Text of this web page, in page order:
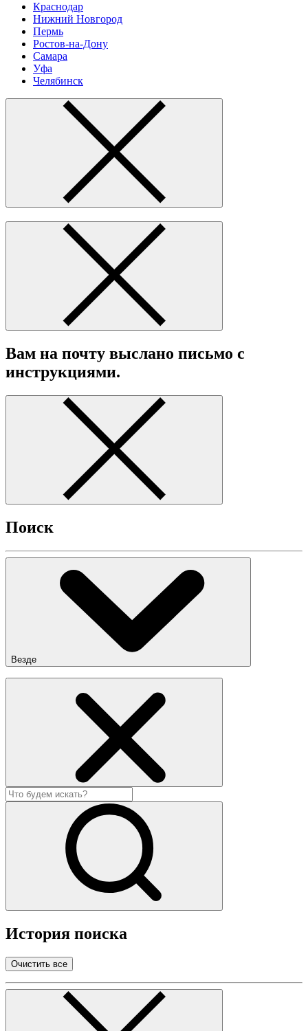
Краснодар
Нижний Новгород
Пермь
Ростов-на-Дону
Самара
Уфа
Челябинск
Вам на почту выслано письмо с
инструкциями.
Поиск
Везде
История поиска
Очистить все